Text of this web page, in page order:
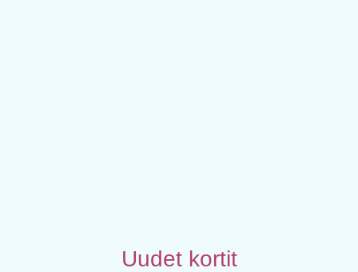
Uudet kortit